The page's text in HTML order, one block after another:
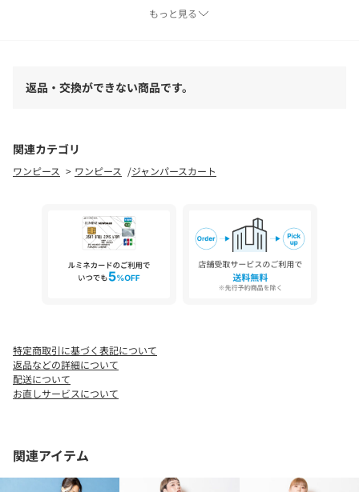
もっと見る
返品・交換ができない商品です。
関連カテゴリ
ワンピース ワンピース ジャンパースカート
特定商取引に基づく表記について
返品などの詳細について
配送について
お直しサービスについて
関連アイテム